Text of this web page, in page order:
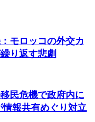
モロッコの外交カ
り返す悲劇
民危機で政府内に
報共有めぐり対立